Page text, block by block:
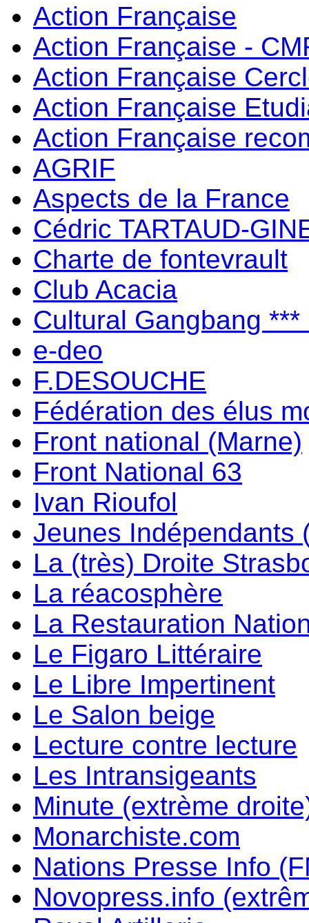
Action Française
Action Française -
Action Française
Action Française
Action Française
AGRIF
Aspects de la France
Cédric TARTAUD-
Charte de fontevrault
Club Acacia
Cultural Gangbang ***
e-deo
F.DESOUCHE
Fédération des élus
Front national (Marne)
Front National 63
Ivan Rioufol
Jeunes Indépendants
La (très) Droite
La réacosphère
La Restauration
Le Figaro Littéraire
Le Libre Impertinent
Le Salon beige
Lecture contre lecture
Les Intransigeants
Minute (extrème
Monarchiste.com
Nations Presse Info
Novopress.info